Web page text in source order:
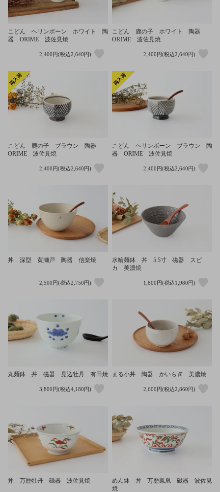
こどん ヘリンボーン ホワイト 陶
器 ORIME 波佐見焼
2,400円(税込2,640円)
こどん 鹿の子 ホワイト 陶器
ORIME 波佐見焼
2,400円(税込2,640円)
こどん 鹿の子 ブラウン 陶器
ORIME 波佐見焼
2,400円(税込2,640円)
こどん ヘリンボーン ブラウン 陶
器 ORIME 波佐見焼
2,400円(税込2,640円)
丼 深型 黄瀬戸 陶器 信楽焼
2,500円(税込2,750円)
水輪麺鉢 丼 5.5寸 磁器 スピ
カ 美濃焼
1,800円(税込1,980円)
丸麺鉢 丼 磁器 見込牡丹 有田焼
3,800円(税込4,180円)
まる小丼 陶器 かいらぎ 美濃焼
2,600円(税込2,860円)
丼 万歴牡丹 磁器 波佐見焼
めん鉢 丼 万歴鳳凰 磁器 波佐見
焼